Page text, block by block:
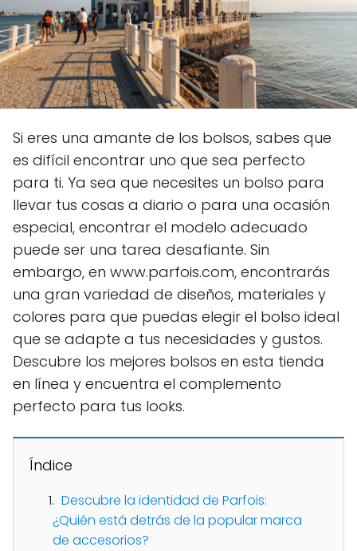
Si eres una amante de los bolsos, sabes que
es difícil encontrar uno que sea perfecto
para ti. Ya sea que necesites un bolso para
llevar tus cosas a diario o para una ocasión
especial, encontrar el modelo adecuado
puede ser una tarea desafiante. Sin
embargo, en www.parfois.com, encontrarás
una gran variedad de diseños, materiales y
colores para que puedas elegir el bolso ideal
que se adapte a tus necesidades y gustos.
Descubre los mejores bolsos en esta tienda
en línea y encuentra el complemento
perfecto para tus looks.
Índice
Descubre la identidad de Parfois:
¿Quién está detrás de la popular marca
de accesorios?